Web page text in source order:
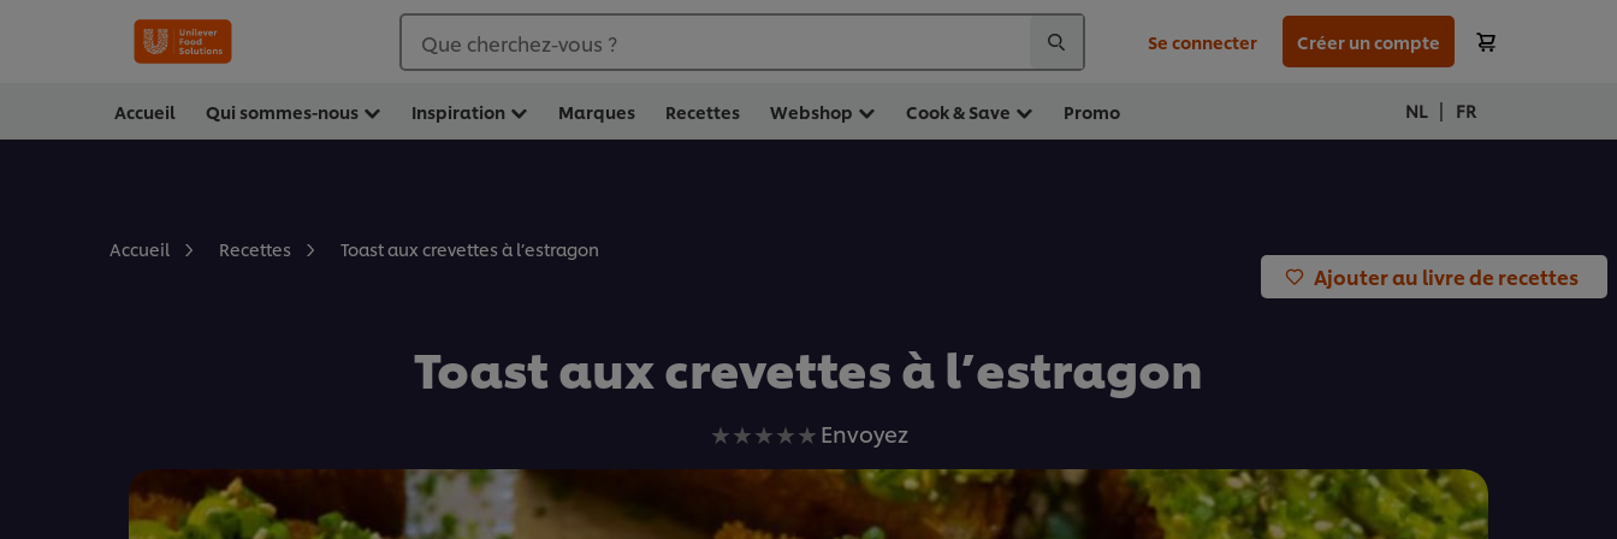
Que cherchez-vous ? Se connecter Créer un compte
Accueil Qui sommes-nous Inspiration Marques Recettes Webshop Cook & Save Promo NL | FR
Accueil Recettes Toast aux crevettes à l’estragon
Ajouter au livre de recettes
Toast aux crevettes à l’estragon
Aucune
évaluation
soumise
pour
Envoyez